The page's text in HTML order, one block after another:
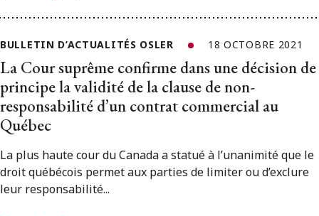
BULLETIN D’ACTUALITÉS OSLER 18 OCTOBRE 2021
La Cour suprême confirme dans une décision de
principe la validité de la clause de non-
responsabilité d’un contrat commercial au
Québec
La plus haute cour du Canada a statué à l’unanimité que le
droit québécois permet aux parties de limiter ou d’exclure
leur responsabilité...